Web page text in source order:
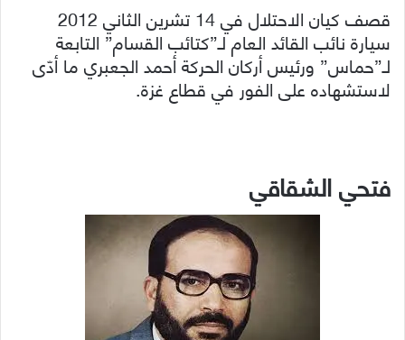
قصف كيان الاحتلال في 14 تشرين الثاني 2012
سيارة نائب القائد العام لـ”كتائب القسام” التابعة
لـ”حماس” ورئيس أركان الحركة أحمد الجعبري ما أدّى
لاستشهاده على الفور في قطاع غزة.
فتحي الشقاقي